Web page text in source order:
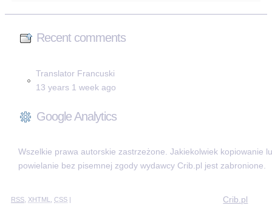
Recent comments
Translator Francuski
13 years 1 week ago
Google Analytics
Wszelkie prawa autorskie zastrzeżone. Jakiekolwiek kopiowanie
powielanie bez pisemnej zgody wydawcy Crib.pl jest zabronione.
RSS XHTML CSS Crib.pl